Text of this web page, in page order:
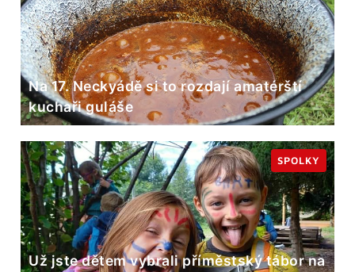
Na 17. Neckyádě si to rozdají amatérští
kuchaři guláše
Už jste dětem vybrali příměstský tábor na
SPOLKY